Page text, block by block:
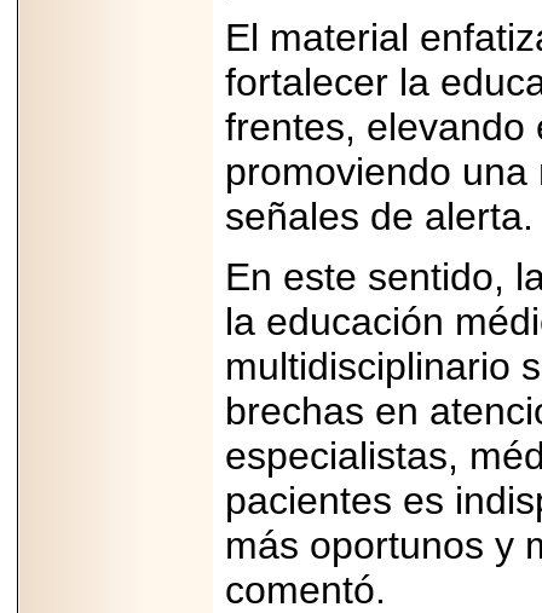
El material
fortalecer la
frentes, elevando
promoviendo
señales de alerta.
En este sentido,
la educación
multidisciplinario
brechas en
especialistas,
pacientes es
más oportunos y
comentó.